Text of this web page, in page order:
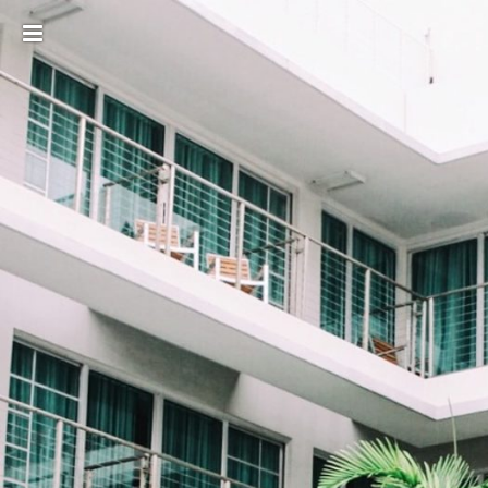
Toggle
sidebar